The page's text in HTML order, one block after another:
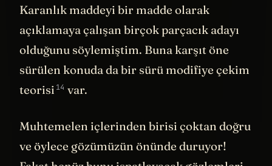
Karanlık maddeyi bir madde olarak
açıklamaya çalışan birçok parçacık adayı
olduğunu söylemiştim. Buna karşıt öne
sürülen konuda da bir sürü
modifiye çekim
teorisi
var.
Muhtemelen içlerinden birisi çoktan doğru
ve öylece gözümüzün önünde duruyor!